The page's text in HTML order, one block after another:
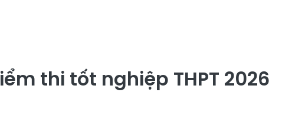
thi tốt nghiệp THPT 2026